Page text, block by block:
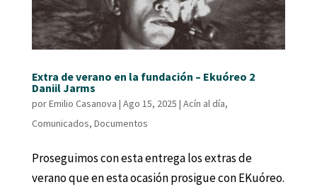
Extra de verano en la fundación – Ekuóreo 2
Daniil Jarms
porEmilio Casanova | Ago 15, 2025 | Acín al día,
Comunicados, Documentos
Proseguimos con esta entrega los extras de
verano que en esta ocasión prosigue con EKuóreo.